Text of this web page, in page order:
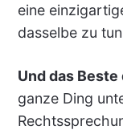
eine
dasselbe zu
Und das Beste
ganze Ding